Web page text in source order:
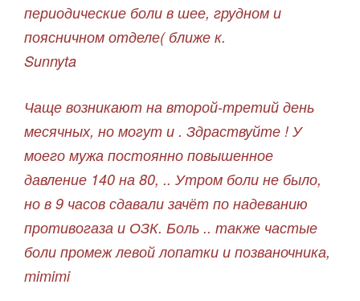
периодические боли в шее, грудном и
поясничном отделе( ближе к.
Sunnyta
Чаще возникают на второй-третий день
месячных, но могут и . Здраствуйте ! У
моего мужа постоянно повышенное
давление 140 на 80, .. Утром боли не было,
но в 9 часов сдавали зачёт по надеванию
противогаза и ОЗК. Боль .. также частые
боли промеж левой лопатки и позваночника,
mimimi